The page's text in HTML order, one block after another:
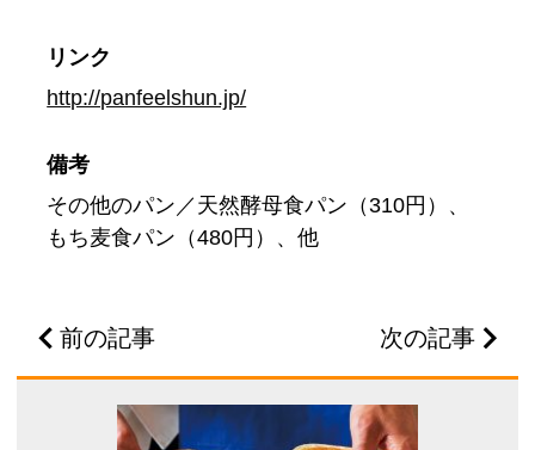
リンク
http://panfeelshun.jp/
備考
その他のパン／天然酵母食パン（310円）、
もち麦食パン（480円）、他
前の記事 次の記事